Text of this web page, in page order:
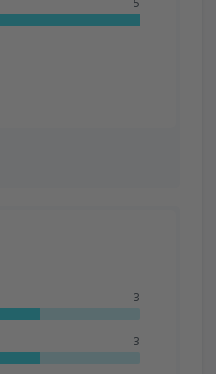
3
3